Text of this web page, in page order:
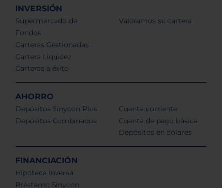
INVERSIÓN
Supermercado de
Fondos
Carteras Gestionadas
Cartera Liquidez
Carteras a éxito
Valoramos su cartera
AHORRO
Depósitos Sinycon Plus
Depósitos Combinados
Cuenta corriente
Cuenta de pago básica
Depósitos en dólares
FINANCIACIÓN
Hipoteca Inversa
Préstamo Sinycon